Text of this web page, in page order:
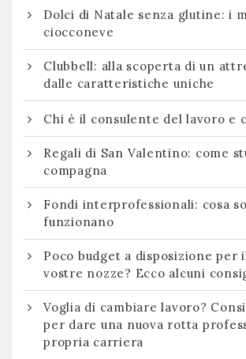
Dolci di Natale senza glutine: i
ciocconeve
Clubbell: alla scoperta di un
dalle caratteristiche uniche
Chi è il consulente del lavoro e
Regali di San Valentino: come
compagna
Fondi interprofessionali: cosa
funzionano
Poco budget a disposizione per
vostre nozze? Ecco alcuni
Voglia di cambiare lavoro?
per dare una nuova rotta
propria carriera